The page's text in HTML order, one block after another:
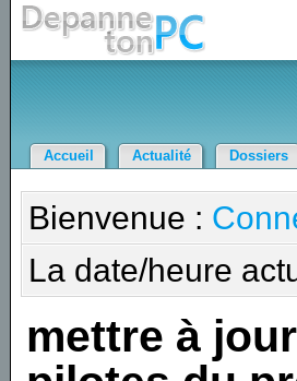
Accueil Actualité Dossiers
Bienvenue :
La date/heure
mettre à